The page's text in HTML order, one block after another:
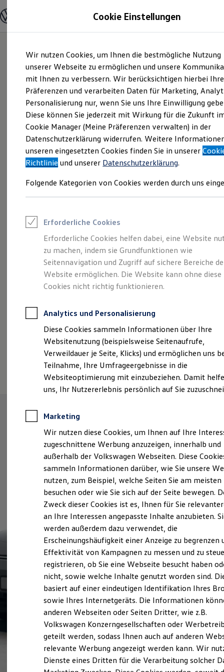
Hauptinhalt
springen
Footer
springen
Modelle und Konfigurator
Modelle vergleichen
Elektroautos
ENERGY Sondermodelle
Nutzfahrzeuge
SUV und CUV
Familienautos
Kombis
Kompaktwagen
Sportwagen
Schnell verfügbare Fahrzeuge
Angebote und Produkte
Aktuelle Angebote
E-Auto-Förderung
Volkswagen Marktplatz
Junge Gebrauchtwagen und Gebrauchtwagen
Saisonangebote
Leasing
Leasing-Angebote
Gebrauchtwagen Leasing
Junge Gebrauchtwagen-Leasing
Elektroauto Leasing
Kleinwagen-Leasing
Leasing ohne Anzahlung
Autokredit mit Schlussrate
Versicherungen und Garantien
Kfz-Versicherung
Restschuldversicherungen
Garantien
Wartungsverträge
Geschäftskunden
Professional Class bei Volkswagen
Großkunden
Behörden
Anpfiff zum Gewinn
Elektroautos
ID. Tutorials
Elektrofahrzeugkonzepte
Reichweite
Reichweite der ID. Modelle
Reichweite im Winter
Laden
Laden unterwegs
Laden Zuhause
Ladezeitensimulator
Batterie
Sicherheit
Garantie und Lebensdauer
Nachhaltigkeit
Technologie
Kosten und Kauf
Verbrauchskosten
Kaufoptionen
E-Auto-Förderung
Software und Konnektivität
Die ID. Software 6
ID. Software Versionen und Updates
Digitale Extras
Schnittstellen zu Ihrem ID.
Der ID.7 Tourer
Impressum & Rechtliches
Cookie Einstellungen
Wir nutzen Cookies, um Ihnen die bestmögliche Nutzung
unserer Webseite zu ermöglichen und unsere
mit Ihnen zu verbessern. Wir berücksichtigen hierbei Ihre
Präferenzen und verarbeiten Daten für Marketing,
Personalisierung nur, wenn Sie uns Ihre Einwilligung
Diese können Sie jederzeit mit Wirkung für die Zukunft
Cookie Manager (Meine Präferenzen verwalten) in der
Datenschutzerklärung widerrufen. Weitere
unseren eingesetzten Cookies finden Sie in unserer
Richtlinie und unserer Datenschutzerklärung.
Folgende Kategorien von Cookies werden durch uns
Erforderliche Cookies
Erforderliche Cookies helfen dabei, eine Website
zu machen, indem sie Grundfunktionen wie
Seitennavigation und Zugriff auf sichere Bereiche
Website ermöglichen. Die Website kann ohne diese
Cookies nicht richtig funktionieren.
Analytics und Personalisierung
Diese Cookies sammeln Informationen über Ihre
Websitenutzung (beispielsweise Seitenaufrufe,
Verweildauer je Seite, Klicks) und ermöglichen uns
Teilnahme, Ihre Umfrageergebnisse in die
Websiteoptimierung mit einzubeziehen. Damit
uns, Ihr Nutzererlebnis persönlich auf Sie
Marketing
Wir nutzen diese Cookies, um Ihnen auf Ihre
zugeschnittene Werbung anzuzeigen, innerhalb und
außerhalb der Volkswagen Webseiten. Diese
sammeln Informationen darüber, wie Sie unsere
nutzen, zum Beispiel, welche Seiten Sie am meisten
besuchen oder wie Sie sich auf der Seite bewegen.
Zweck dieser Cookies ist es, Ihnen für Sie
an Ihre Interessen angepasste Inhalte anzubieten.
werden außerdem dazu verwendet, die
Erscheinungshäufigkeit einer Anzeige zu begrenzen
Effektivität von Kampagnen zu messen und zu
registrieren, ob Sie eine Webseite besucht haben
nicht, sowie welche Inhalte genutzt worden sind.
basiert auf einer eindeutigen Identifikation Ihres
sowie Ihres Internetgeräts. Die Informationen
anderen Webseiten oder Seiten Dritter, wie z.B.
Volkswagen Konzerngesellschaften oder
geteilt werden, sodass Ihnen auch auf anderen
relevante Werbung angezeigt werden kann. Wir
Dienste eines Dritten für die Verarbeitung solcher